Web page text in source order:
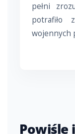
pełni
potrafiło
wojennych
Powiśle